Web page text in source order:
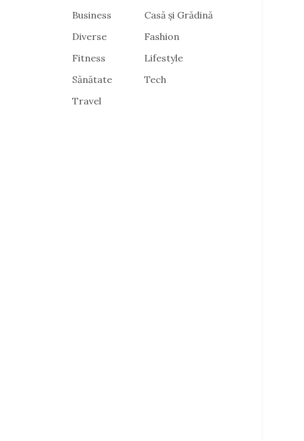
Business
Casă și Grădină
Diverse
Fashion
Fitness
Lifestyle
Sănătate
Tech
Travel